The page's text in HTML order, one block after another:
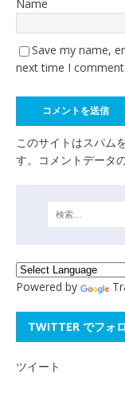
Name
Save my name,
next time I comment.
このサイトはスパム
す。 コメントデータ
Powered by
TWITTER でフォ
ツイート